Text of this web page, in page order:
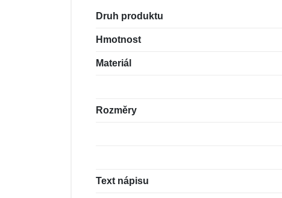
Druh produktu
Hmotnost
Materiál
Rozměry
Text nápisu